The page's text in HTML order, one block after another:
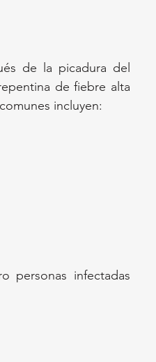
de la picadura del
de fiebre alta
incluyen:
personas infectadas